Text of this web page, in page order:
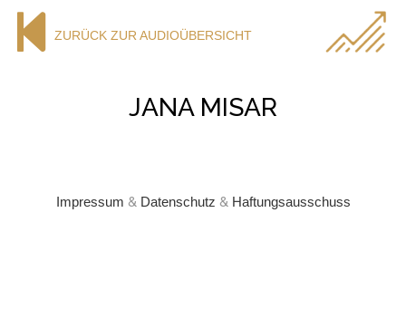
ZURÜCK ZUR AUDIOÜBERSICHT
JANA MISAR
Impressum & Datenschutz & Haftungsausschuss